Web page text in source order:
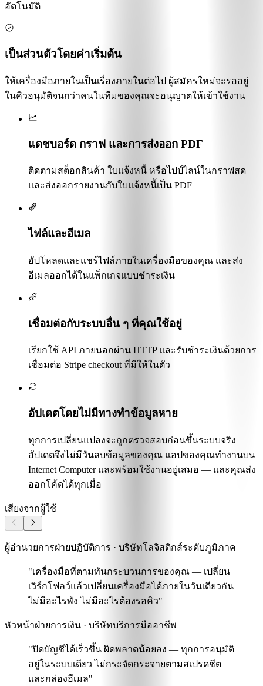
อัตโนมัติ
เป็นส่วนตัวโดยค่าเริ่มต้น
ให้เครื่องมือภายในเป็นเรื่องภายในต่อไป ผู้สมัครใหม่จะรออยู่
ในคิวอนุมัติจนกว่าคนในทีมของคุณจะอนุญาตให้เข้าใช้งาน
แดชบอร์ด กราฟ และการส่งออก PDF
ติดตามสต็อกสินค้า ใบแจ้งหนี้ หรือไปป์ไลน์ในกราฟสด
และส่งออกรายงานกับใบแจ้งหนี้เป็น PDF
ไฟล์และอีเมล
อัปโหลดและแชร์ไฟล์ภายในเครื่องมือของคุณ และส่ง
อีเมลออกได้ในแพ็กเกจแบบชำระเงิน
เชื่อมต่อกับระบบอื่น ๆ ที่คุณใช้อยู่
เรียกใช้ API ภายนอกผ่าน HTTP และรับชำระเงินด้วยการ
เชื่อมต่อ Stripe checkout ที่มีให้ในตัว
อัปเดตโดยไม่มีทางทำข้อมูลหาย
ทุกการเปลี่ยนแปลงจะถูกตรวจสอบก่อนขึ้นระบบจริง
อัปเดตจึงไม่มีวันลบข้อมูลของคุณ แอปของคุณทำงานบน
Internet Computer และพร้อมใช้งานอยู่เสมอ — และคุณส่ง
ออกโค้ดได้ทุกเมื่อ
เสียงจากผู้ใช้
ผู้อำนวยการฝ่ายปฏิบัติการ · บริษัทโลจิสติกส์ระดับภูมิภาค
"เครื่องมือที่ตามทันกระบวนการของคุณ — เปลี่ยน
เวิร์กโฟลว์แล้วเปลี่ยนเครื่องมือได้ภายในวันเดียวกัน
ไม่มีอะไรพัง ไม่มีอะไรต้องรอคิว"
หัวหน้าฝ่ายการเงิน · บริษัทบริการมืออาชีพ
"ปิดบัญชีได้เร็วขึ้น ผิดพลาดน้อยลง — ทุกการอนุมัติ
อยู่ในระบบเดียว ไม่กระจัดกระจายตามสเปรดชีต
และกล่องอีเมล"